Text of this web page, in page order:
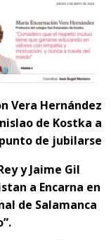
Vera Hernández
de Kostka a
punto de jubilarse
y Jaime Gil
a Encarna en
de Salamanca